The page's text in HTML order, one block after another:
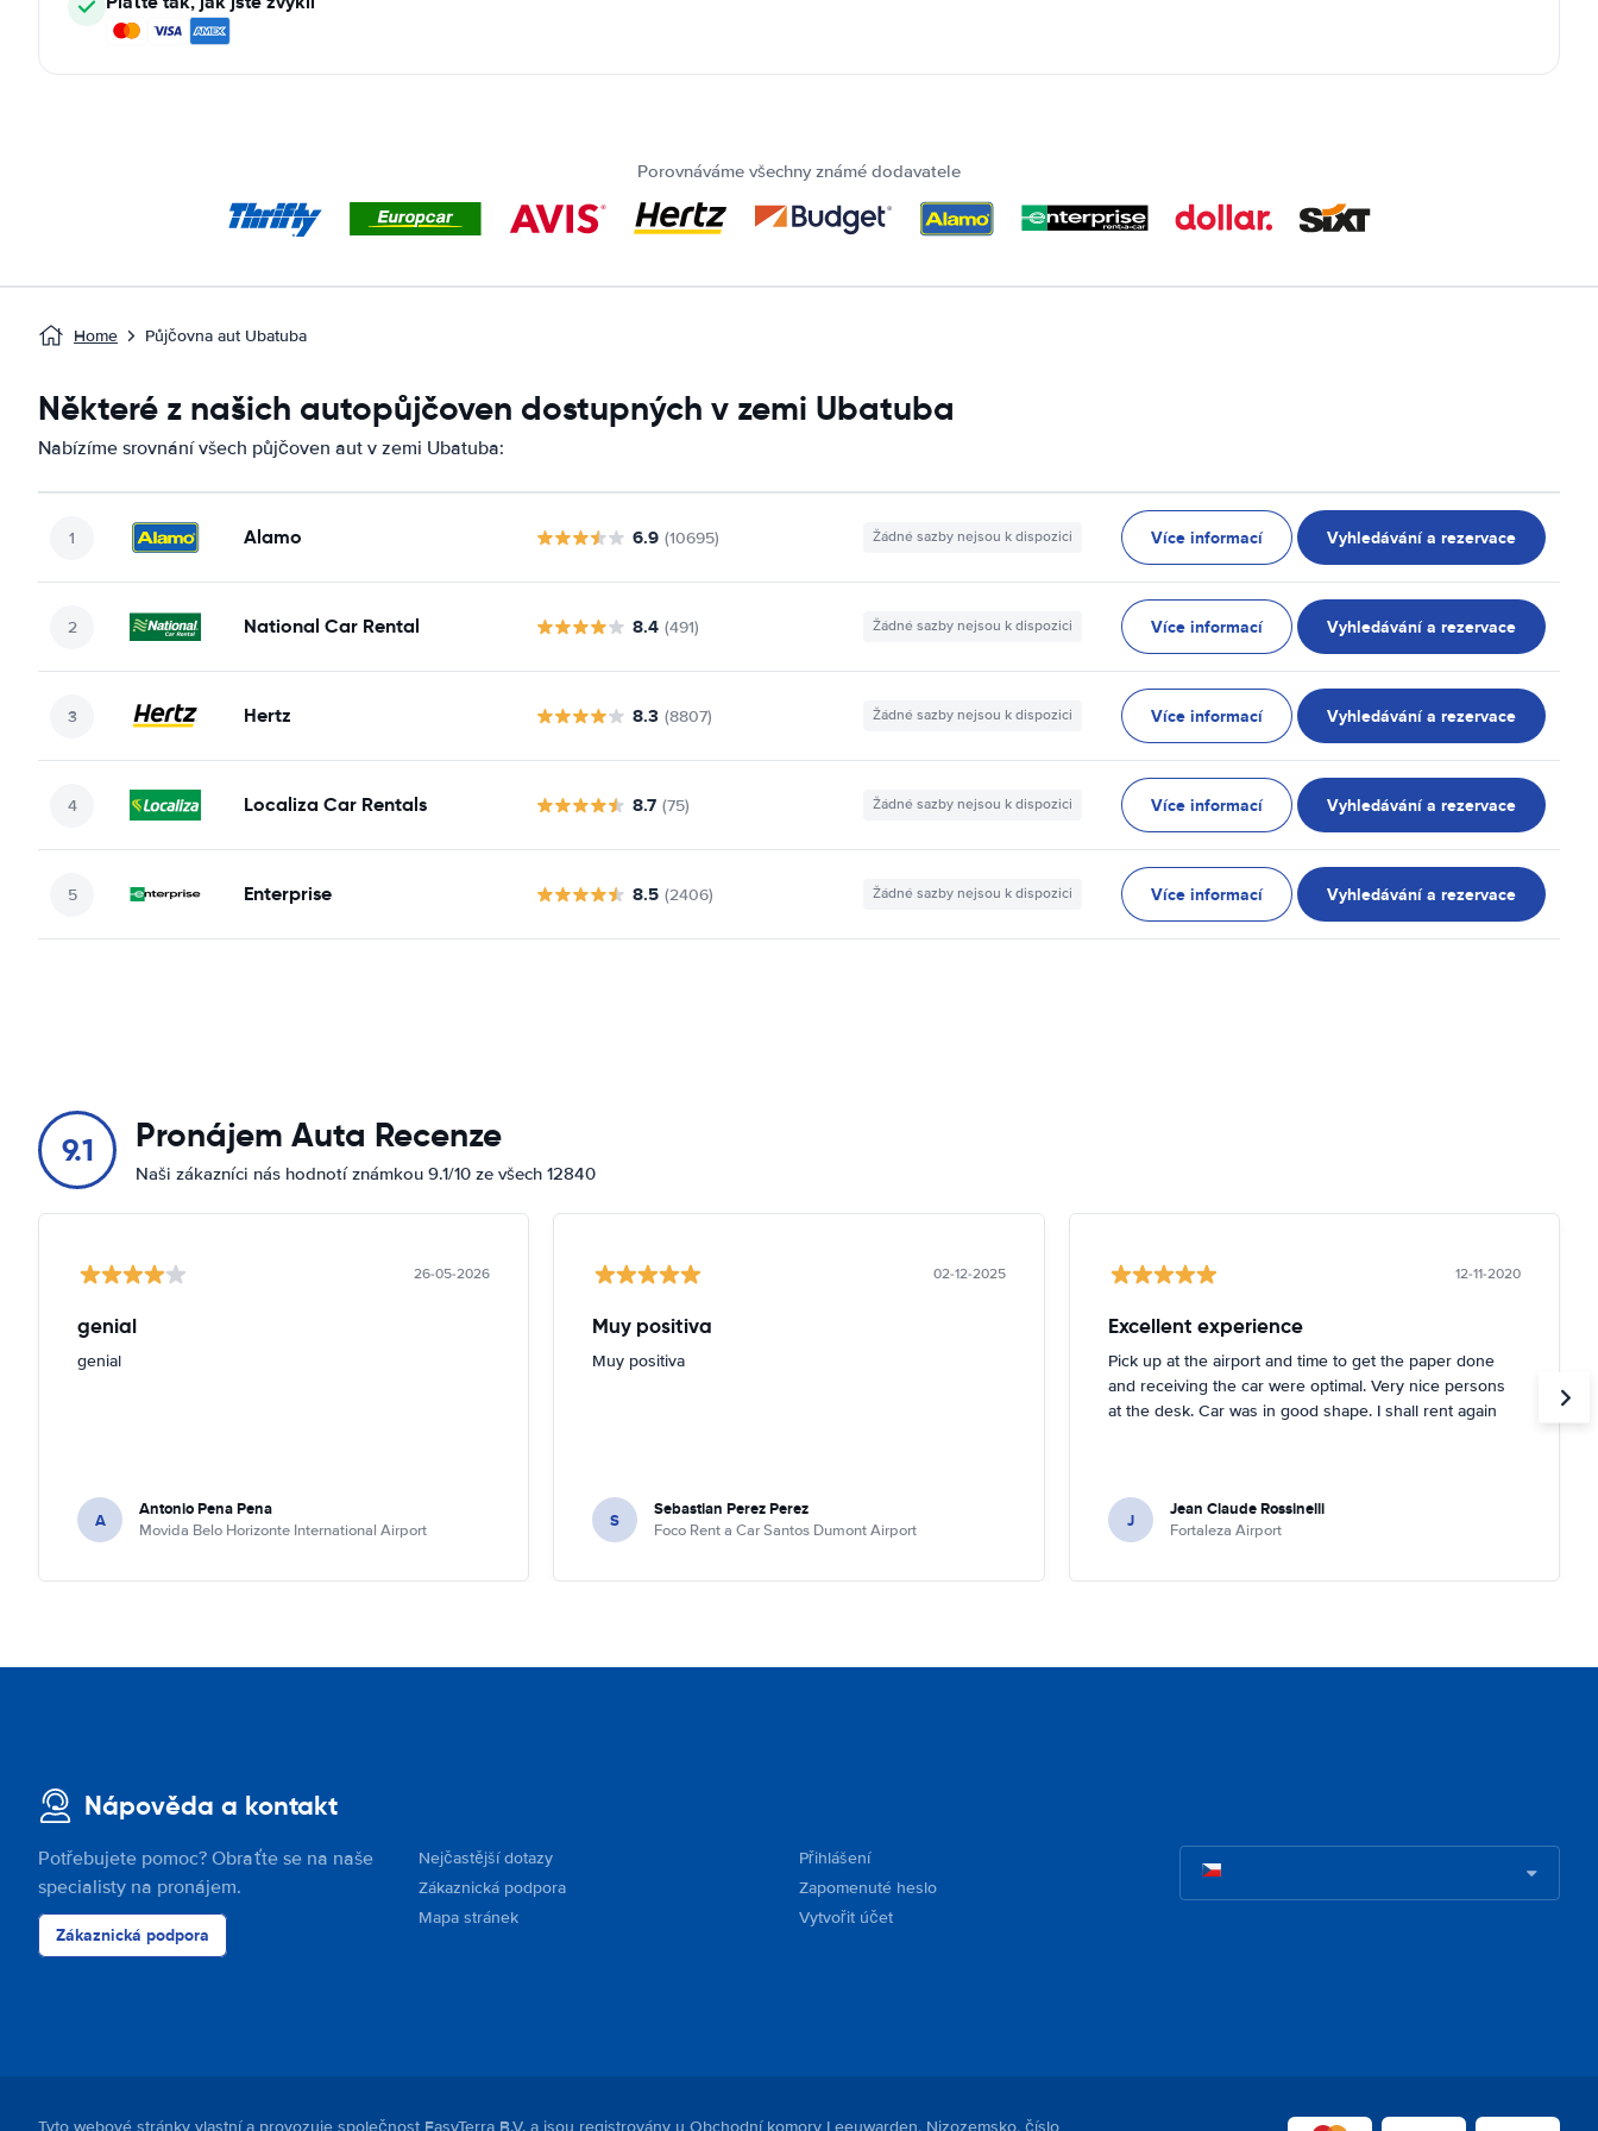
Porovnáváme všechny známé dodavatele
Home Půjčovna aut Ubatuba
Některé z našich autopůjčoven dostupných v zemi Ubatuba
Nabízíme srovnání všech půjčoven aut v zemi Ubatuba:
Alamo 6.9 (10695) Žádné sazby nejsou k dispozici Více informací Vyhledávání a rezervace
National Car Rental 8.4 (491) Žádné sazby nejsou k dispozici Více informací Vyhledávání a rezervace
Hertz 8.3 (8807) Žádné sazby nejsou k dispozici Více informací Vyhledávání a rezervace
Localiza Car Rentals 8.7 (75) Žádné sazby nejsou k dispozici Více informací Vyhledávání a rezervace
Enterprise 8.5 (2406) Žádné sazby nejsou k dispozici Více informací Vyhledávání a rezervace
9.1 Pronájem Auta Recenze
Naši zákazníci nás hodnotí známkou 9.1/10 ze všech 12840
26-05-2026
genial
genial
A Antonio Pena Pena
Movida Belo Horizonte International Airport
02-12-2025
Muy positiva
Muy positiva
S Sebastian Perez Perez
Foco Rent a Car Santos Dumont Airport
12-11-2020
Excellent experience
Pick up at the airport and time to get the paper done
and receiving the car were optimal. Very nice persons
at the desk. Car was in good shape. I shall rent again
J Jean Claude Rossinelli
Fortaleza Airport
Nápověda a kontakt
Potřebujete pomoc? Obraťte se na naše
specialisty na pronájem.
Zákaznická podpora
Nejčastější dotazy
Zákaznická podpora
Mapa stránek
Přihlášení
Zapomenuté heslo
Vytvořit účet
Tyto webové stránky vlastní a provozuje společnost EasyTerra B.V. a jsou registrovány u Obchodní komory Leeuwarden, Nizozemsko, číslo